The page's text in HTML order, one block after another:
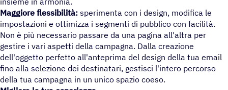
Maggiore flessibilità: sperimenta con i design, modifica le
impostazioni e ottimizza i segmenti di pubblico con facilità.
Non è più necessario passare da una pagina all'altra per
gestire i vari aspetti della campagna. Dalla creazione
dell'oggetto perfetto all'anteprima del design della tua email
fino alla selezione dei destinatari, gestisci l'intero percorso
della tua campagna in un unico spazio coeso.